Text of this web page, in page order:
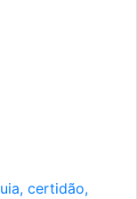
certidão,